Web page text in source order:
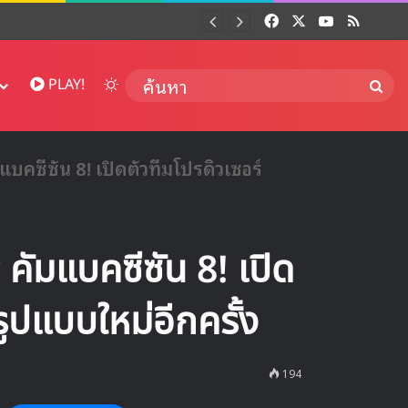
FacebookYouTube
RSS
PLAY! Switch skin
คซีซัน 8! เปิดตัวทีมโปรดิวเซอร์
มแบคซีซัน 8! เปิด
ปแบบใหม่อีกครั้ง
194